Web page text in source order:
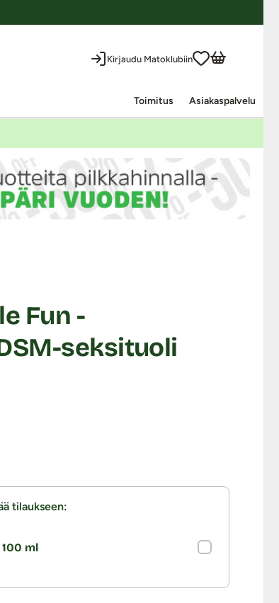
Kirjaudu Matoklubiin
Toimitus Asiakaspalvelu
Fun -
seksituoli
tilaukseen:
ml